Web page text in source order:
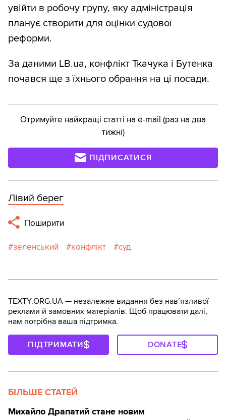
увійти в робочу групу, яку адміністрація
планує створити для оцінки судової
реформи.
За даними LB.ua, конфлікт Ткачука і Бутенка
почався ще з їхнього обрання на ці посади.
Отримуйте найкращі статті на e-mail (раз на два
тижні)
ПІДПИСАТИСЯ
Лівий берег
Поширити
зеленський конфлікт суд
TEXTY.ORG.UA — незалежне видання без навʼязливої
реклами й замовних матеріалів. Щоб працювати далі,
нам потрібна ваша підтримка.
ПІДТРИМАТИ DONATE
БІЛЬШЕ СТАТЕЙ
Михайло Драпатий стане новим